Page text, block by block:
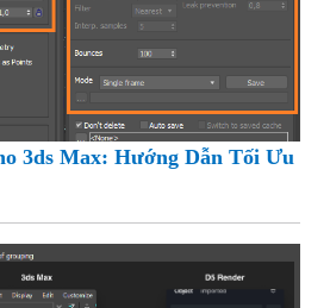
3ds Max: Hướng Dẫn Tối Ưu